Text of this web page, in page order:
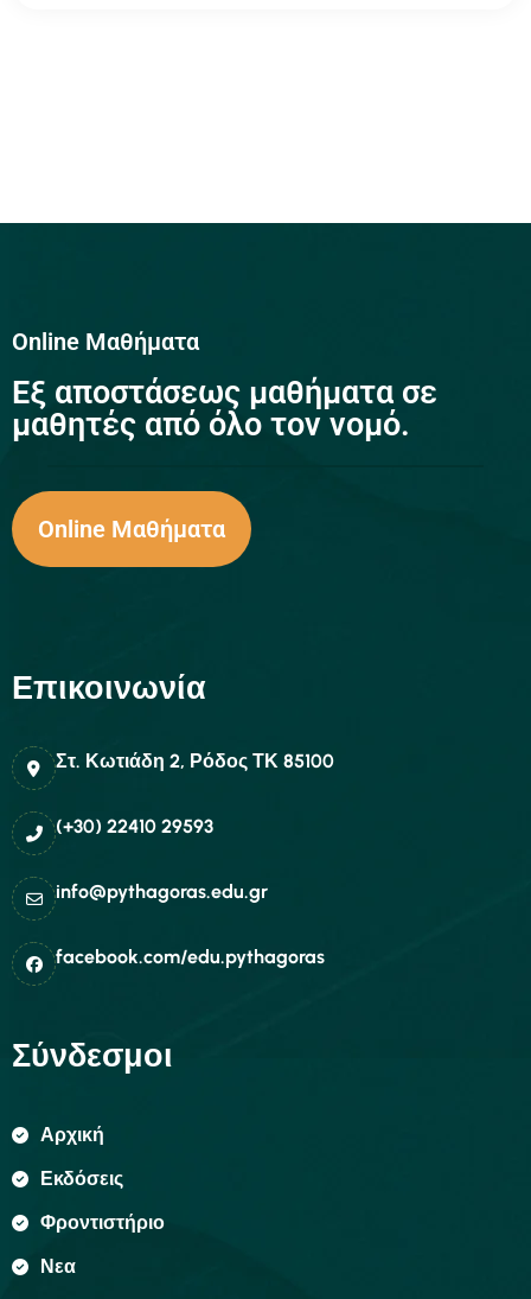
Online Μαθήματα
Eξ αποστάσεως μαθήματα σε
μαθητές από όλο τον νομό.
Online Μαθήματα
Επικοινωνία
Στ. Κωτιάδη 2, Ρόδος ΤΚ 85100
(+30) 22410 29593
info@pythagoras.edu.gr
facebook.com/edu.pythagoras
Σύνδεσμοι
Αρχική
Εκδόσεις
Φροντιστήριο
Νεα